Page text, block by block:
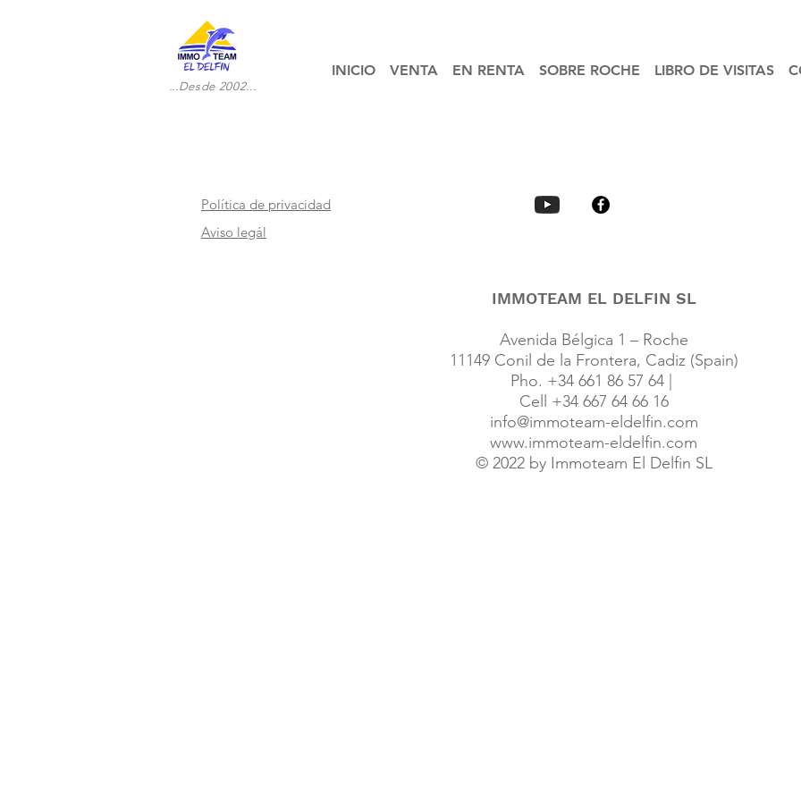
...Desde 2002...
INICIO VENTA EN RENTA SOBRE ROCHE LIBRO DE VISITAS
Política de privacidad
Aviso legál
IMMOTEAM EL DELFIN SL
Avenida Bélgica 1 – Roche
11149 Conil de la Frontera, Cadiz (Spain)
Pho. +34 661 86 57 64 |
Cell +34 667 64 66 16
info@immoteam-eldelfin.com
www.immoteam-eldelfin.com
©2022 by Immoteam El Delfin SL
© Immoteam El Delfin S.L.